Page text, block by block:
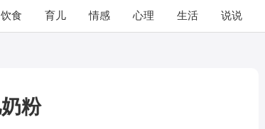
饮食 育儿 情感 心理 生活 说说
粉